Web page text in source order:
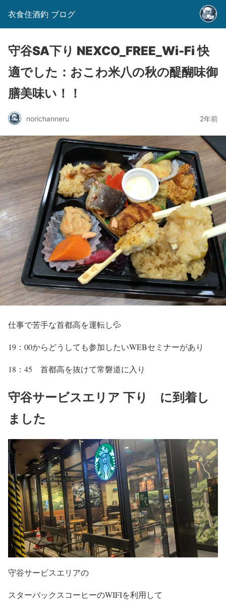
衣食住酒釣 ブログ
守谷SA下り NEXCO_FREE_Wi-Fi 快
適でした：おこわ米八の秋の醍醐味御
膳美味い！！
norichanneru 2年前
仕事で苦手な首都高を運転し💦
19：00からどうしても参加したいWEBセミナーがあり
18：45 首都高を抜けて常磐道に入り
守谷サービスエリア 下り に到着し
ました
守谷サービスエリアの
スターバックスコーヒーのWIFIを利用して